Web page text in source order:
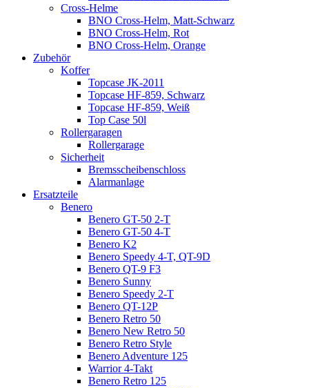
Cross-Helme
BNO Cross-Helm, Matt-Schwarz
BNO Cross-Helm, Rot
BNO Cross-Helm, Orange
Zubehör
Koffer
Topcase JK-2011
Topcase HF-859, Schwarz
Topcase HF-859, Weiß
Top Case 50l
Rollergaragen
Rollergarage
Sicherheit
Bremsscheibenschloss
Alarmanlage
Ersatzteile
Benero
Benero GT-50 2-T
Benero GT-50 4-T
Benero K2
Benero Speedy 4-T, QT-9D
Benero QT-9 F3
Benero Sunny
Benero Speedy 2-T
Benero QT-12P
Benero Retro 50
Benero New Retro 50
Benero Retro Style
Benero Adventure 125
Warrior 4-Takt
Benero Retro 125